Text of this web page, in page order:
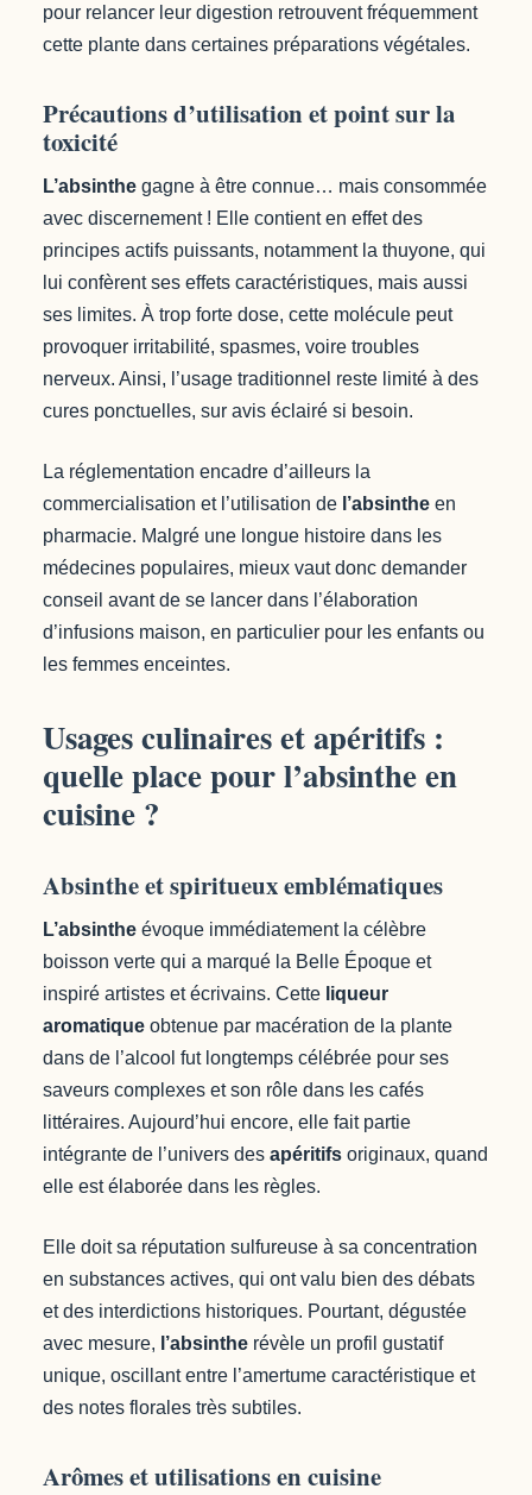
pour relancer leur digestion retrouvent fréquemment
cette plante dans certaines préparations végétales.
Précautions d’utilisation et point sur la
toxicité
L’absinthe gagne à être connue… mais consommée
avec discernement ! Elle contient en effet des
principes actifs puissants, notamment la thuyone, qui
lui confèrent ses effets caractéristiques, mais aussi
ses limites. À trop forte dose, cette molécule peut
provoquer irritabilité, spasmes, voire troubles
nerveux. Ainsi, l’usage traditionnel reste limité à des
cures ponctuelles, sur avis éclairé si besoin.
La réglementation encadre d’ailleurs la
commercialisation et l’utilisation de l’absinthe en
pharmacie. Malgré une longue histoire dans les
médecines populaires, mieux vaut donc demander
conseil avant de se lancer dans l’élaboration
d’infusions maison, en particulier pour les enfants ou
les femmes enceintes.
Usages culinaires et apéritifs :
quelle place pour l’absinthe en
cuisine ?
Absinthe et spiritueux emblématiques
L’absinthe évoque immédiatement la célèbre
boisson verte qui a marqué la Belle Époque et
inspiré artistes et écrivains. Cette liqueur
aromatique obtenue par macération de la plante
dans de l’alcool fut longtemps célébrée pour ses
saveurs complexes et son rôle dans les cafés
littéraires. Aujourd’hui encore, elle fait partie
intégrante de l’univers des apéritifs originaux, quand
elle est élaborée dans les règles.
Elle doit sa réputation sulfureuse à sa concentration
en substances actives, qui ont valu bien des débats
et des interdictions historiques. Pourtant, dégustée
avec mesure, l’absinthe révèle un profil gustatif
unique, oscillant entre l’amertume caractéristique et
des notes florales très subtiles.
Arômes et utilisations en cuisine